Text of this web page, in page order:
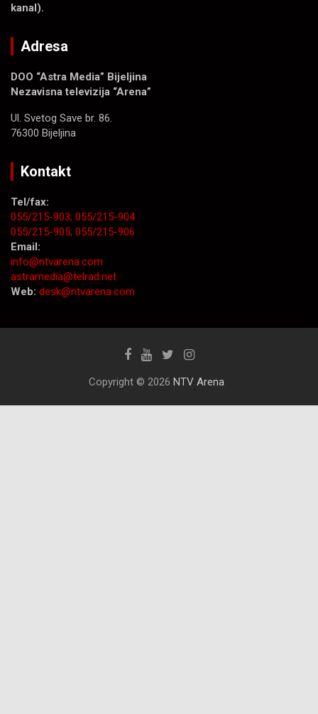
kanal).
Adresa
DOO “Astra Media” Bijeljina
Nezavisna televizija “Arena”
Ul. Svetog Save br. 86.
76300 Bijeljina
Kontakt
Tel/fax:
055/215-903; 055/215-904
055/215-905; 055/215-906
Email:
info@ntvarena.com
astramedia@telrad.net
Web: desk@ntvarena.com
Copyright © 2026 NTV Arena